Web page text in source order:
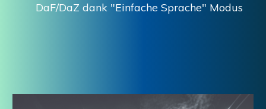
DaF/DaZ dank "Einfache Sprache" Modus